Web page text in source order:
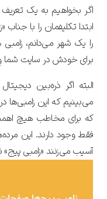
اگر بخواهیم به یک
ابتدا تکلیفمان را با
را یک شهر می‌دانم،
برای خودش در سایت
البته اگر ذره‌بین
می‌بینیم که این
که برای مخاطب هیچ
فقط وجود دارند. این
آسیب می‌زنند «زامبی